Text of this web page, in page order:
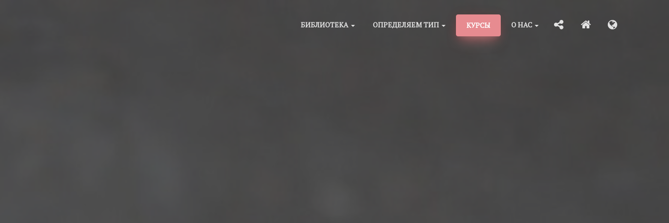
БИБЛИОТЕКА ОПРЕДЕЛЯЕМ ТИП КУРСЫ О НАС